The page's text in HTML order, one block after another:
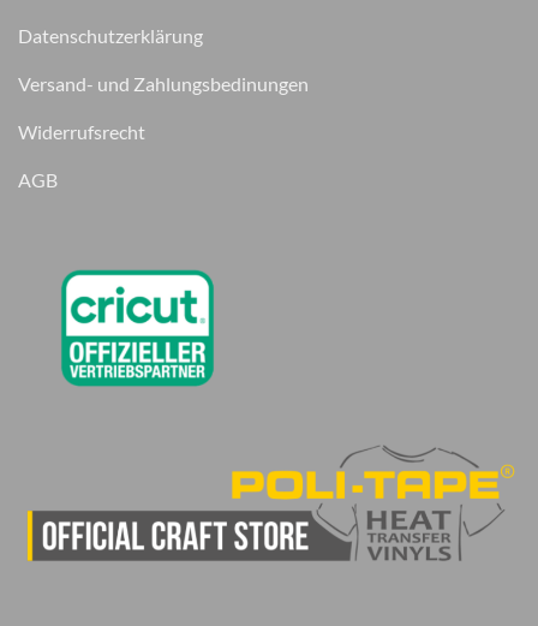
Datenschutzerklärung
Versand- und Zahlungsbedinungen
Widerrufsrecht
AGB